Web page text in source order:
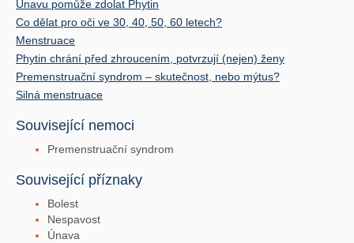
Únavu pomůže zdolat Phytin
Co dělat pro oči ve 30, 40, 50, 60 letech?
Menstruace
Phytin chrání před zhroucením, potvrzují (nejen) ženy
Premenstruační syndrom – skutečnost, nebo mýtus?
Silná menstruace
Související nemoci
Premenstruační syndrom
Související příznaky
Bolest
Nespavost
Únava